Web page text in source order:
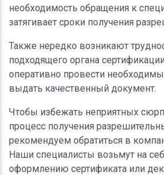
необходимость обращения к
затягивает сроки получения
Также нередко возникают
подходящего органа
оперативно провести
выдать качественный документ.
Чтобы избежать неприятных
процесс получения
рекомендуем обратиться в
Наши специалисты возьмут на
оформлению сертификата или